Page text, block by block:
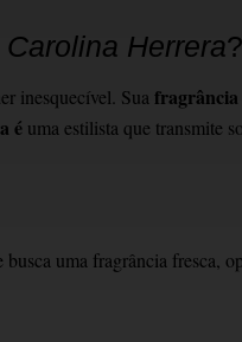
Carolina Herrera?
inesquecível. Suafragrância
é uma estilista que transmite
uma fragrância fresca,